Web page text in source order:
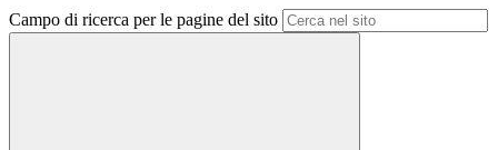
Campo di ricerca per le pagine del sito